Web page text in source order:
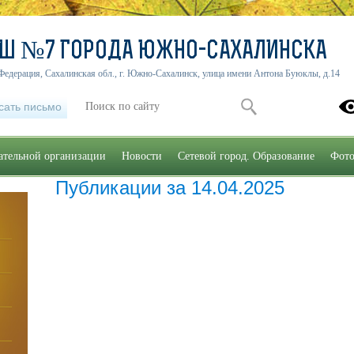
Публикации за 14.04.2025
№7 ГОРОДА ЮЖНО-САХАЛИНСКА
Сахалинская обл., г. Южно-Сахалинск, улица имени Антона Буюклы, д.14
письмо
организации Новости Сетевой город. Образование